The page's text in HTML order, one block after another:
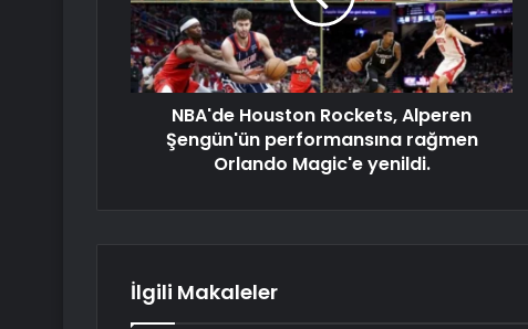
NBA'de Houston Rockets, Alperen
Şengün'ün performansına rağmen
Orlando Magic'e yenildi.
İlgili Makaleler